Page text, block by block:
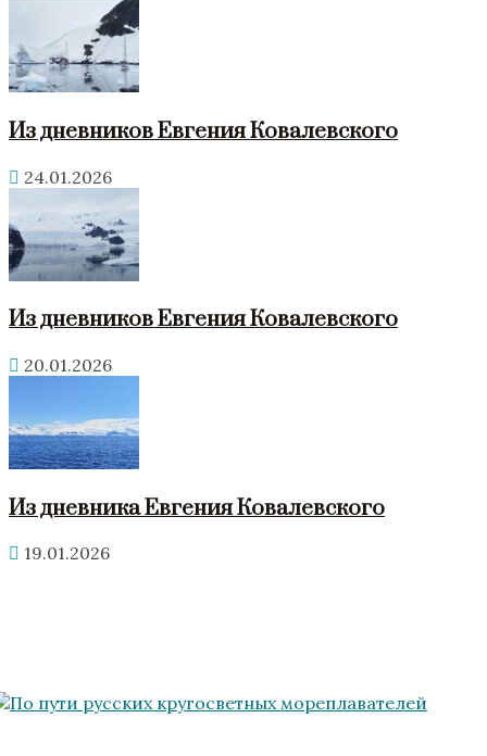
Из дневников Евгения Ковалевского
24.01.2026
Из дневников Евгения Ковалевского
20.01.2026
Из дневника Евгения Ковалевского
19.01.2026